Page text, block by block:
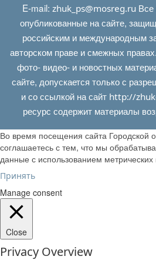
E‑mail: zhuk_ps@mosreg.ruВсе
опубликованные на сайте,
российским и международным
авторском праве и смежных
фото- видео- и новостных
сайте, допускается только с
и со ссылкой на сайт http://
ресурс содержит материалы
Во время посещения сайта Городской
соглашаетесь с тем, что мы
данные с использованием
Принять
Manage consent
Close
Privacy Overview